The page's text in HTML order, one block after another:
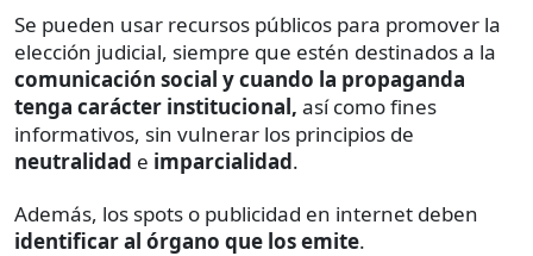
Se pueden usar recursos públicos para promover la
elección judicial, siempre que estén destinados a la
comunicación social y cuando la propaganda
tenga carácter institucional, así como fines
informativos, sin vulnerar los principios de
neutralidad e imparcialidad.
Además, los spots o publicidad en internet deben
identificar al órgano que los emite.